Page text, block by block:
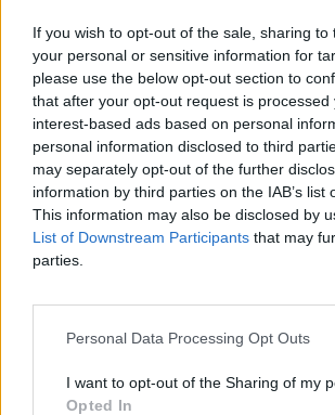
If you wish to opt-out of the sale, sharing
your personal or sensitive information for
please use the below opt-out section to
that after your opt-out request is
interest-based ads based on personal
personal information disclosed to third
may separately opt-out of the further
information by third parties on the IAB’s
This information may also be disclosed by
List of Downstream Participants that may
parties.
Personal Data Processing Opt Outs
I want to opt-out of the Sharing of my
Opted In
Reklama
Reklama
Kraj